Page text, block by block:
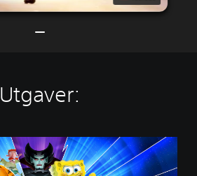
Utgaver: